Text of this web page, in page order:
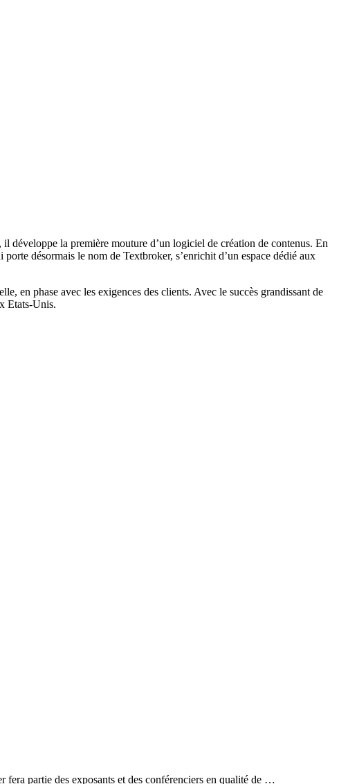
développe la première mouture d’un logiciel de création de contenus. En
désormais le nom de Textbroker, s’enrichit d’un espace dédié aux
en phase avec les exigences des clients. Avec le succès grandissant de
Etats-Unis.
partie des exposants et des conférenciers en qualité de …